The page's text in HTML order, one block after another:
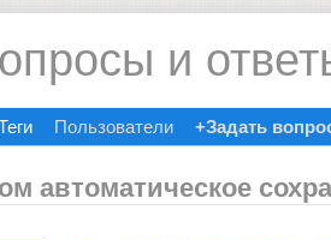
и
Пользователи +Задать
автоматическое